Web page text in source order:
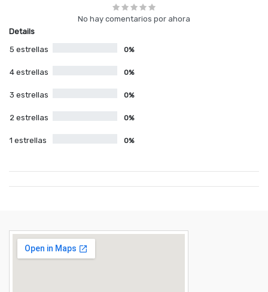
No hay comentarios por ahora
Details
5 estrellas
0%
4 estrellas 0%
3 estrellas 0%
2 estrellas 0%
1 estrellas 0%